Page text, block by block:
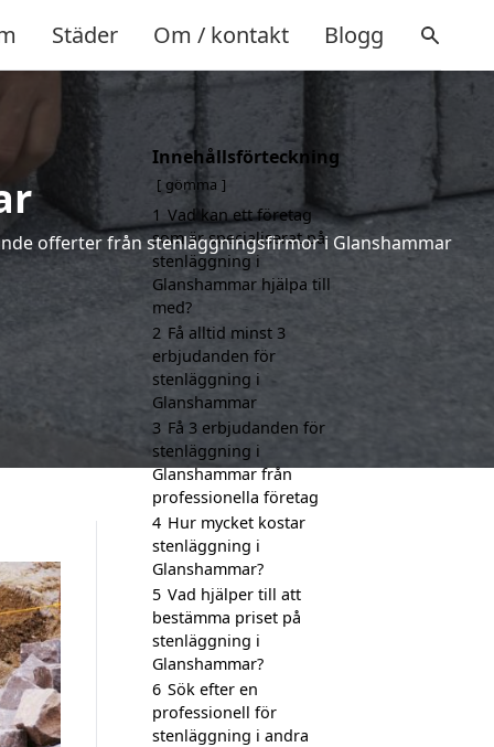
Städer Om / kontakt Blogg
offerter från stenläggningsfirmor i Glanshammar
Innehållsförteckning
gömma
1 Vad kan ett företag
som är specialiserat på
stenläggning i
Glanshammar hjälpa till
med?
2 Få alltid minst 3
erbjudanden för
stenläggning i
Glanshammar
3 Få 3 erbjudanden för
stenläggning i
Glanshammar från
professionella företag
4 Hur mycket kostar
stenläggning i
Glanshammar?
5 Vad hjälper till att
bestämma priset på
stenläggning i
Glanshammar?
6 Sök efter en
professionell för
stenläggning i andra